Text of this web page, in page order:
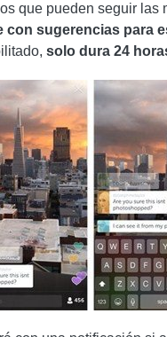
que pueden seguir las
con sugerencias para
solo dura 24